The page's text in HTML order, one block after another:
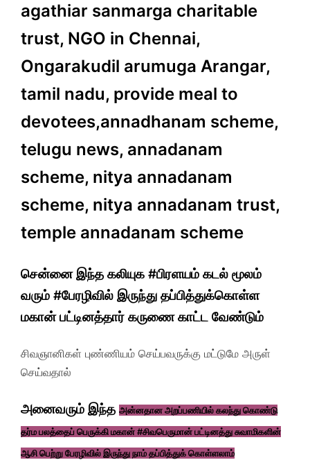
agathiar sanmarga charitable
trust, NGO in Chennai,
Ongarakudil arumuga Arangar,
tamil nadu, provide meal to
devotees,annadhanam scheme,
telugu news, annadanam
scheme, nitya annadanam
scheme, nitya annadanam trust,
temple annadanam scheme
சென்னை இந்த கலியுக #பிரளயம் கடல் மூலம்
வரும் #பேரழிவில் இருந்து தப்பித்துக்கொள்ள
மகான் பட்டினத்தார் கருணை காட்ட வேண்டும்
சிவஞானிகள் புண்ணியம் செய்பவருக்கு மட்டுமே அருள்
செய்வதால்
அனைவரும் இந்த அன்னதான அறப்பணியில் கலந்து கொண்டு
தர்ம பலத்தைப் பெருக்கி மகான் #சிவபெருமான் பட்டினத்து சுவாமிகளின்
ஆசி பெற்று பேரழிவில் இருந்து நாம் தப்பித்துக் கொள்ளலாம்